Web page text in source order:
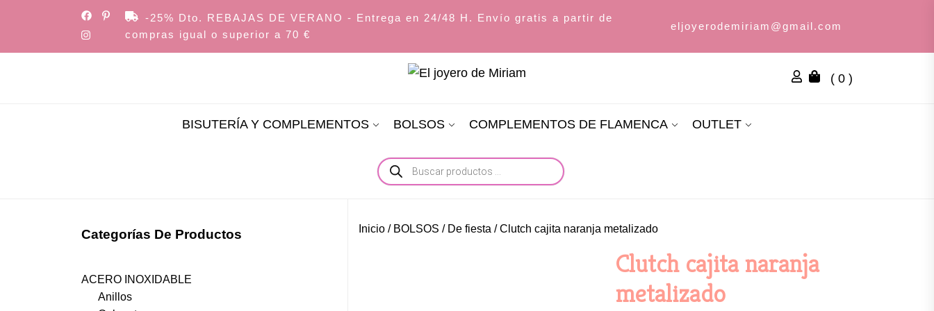
-25% Dto. REBAJAS DE VERANO - Entrega en 24/48 H. Envío gratis a partir de
compras igual o superior a 70 €
eljoyerodemiriam@gmail.com
joyero
Miriam
( 0 )
BISUTERÍA Y COMPLEMENTOS BOLSOS COMPLEMENTOS DE FLAMENCA OUTLET
Búsqueda
de
productos
Inicio / BOLSOS / De fiesta / Clutch cajita naranja metalizado
Clutch cajita naranja
metalizado
Categorías De Productos
ACERO INOXIDABLE
Anillos